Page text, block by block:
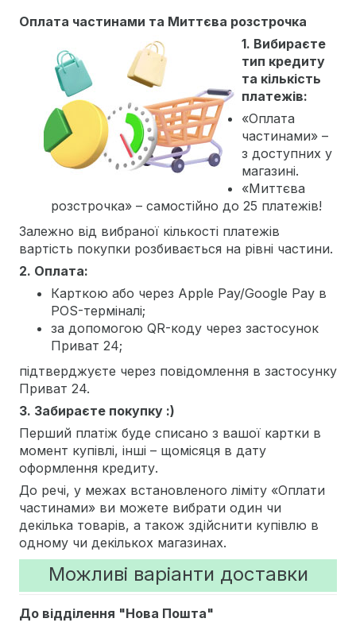
Оплата частинами та Миттєва розстрочка
1. Вибираєте
тип кредиту
та кількість
платежів:
«Оплата
частинами» –
з доступних у
магазині.
«Миттєва
розстрочка» – самостійно до 25 платежів!
Залежно від вибраної кількості платежів
вартість покупки розбивається на рівні частини.
2. Оплата:
Карткою або через Apple Pay/Google Pay в
POS-терміналі;
за допомогою QR-коду через застосунок
Приват 24;
підтверджуєте через повідомлення в застосунку
Приват 24.
3. Забираєте покупку :)
Перший платіж буде списано з вашої картки в
момент купівлі, інші – щомісяця в дату
оформлення кредиту.
До речі, у межах встановленого ліміту «Оплати
частинами» ви можете вибрати один чи
декілька товарів, а також здійснити купівлю в
одному чи декількох магазинах.
Можливі варіанти доставки
До відділення "Нова Пошта"